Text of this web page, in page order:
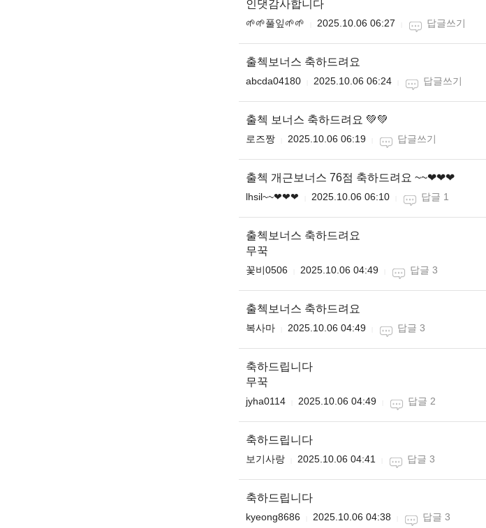
인댓감사합니다
🌱🌱풀잎🌱🌱 2025.10.06 06:27 답글쓰기
출첵보너스 축하드려요
abcda04180 2025.10.06 06:24 답글쓰기
출첵 보너스 축하드려요 💚💚
로즈짱 2025.10.06 06:19 답글쓰기
출첵 개근보너스 76점 축하드려요 ~~❤❤❤
lhsil~~❤❤❤ 2025.10.06 06:10 답글 1
출첵보너스 축하드려요
무꾹
꽃비0506 2025.10.06 04:49 답글 3
출첵보너스 축하드려요
복사마 2025.10.06 04:49 답글 3
축하드립니다
무꾹
jyha0114 2025.10.06 04:49 답글 2
축하드립니다
보기사랑 2025.10.06 04:41 답글 3
축하드립니다
kyeong8686 2025.10.06 04:38 답글 3